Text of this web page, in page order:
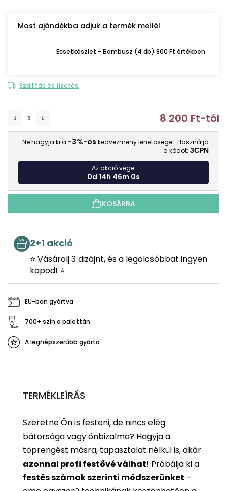
Most ajándékba adjuk a termék mellé!
Ecsetkészlet - Bambusz (4 db) 800 Ft értékben
Szállítás és fizetés
8 200 Ft-tól
Ne hagyja ki a -3%-os kedvezmény lehetőségét. Használja
a kódot: 3CPN
Az akció vége:
0d 14h 46m 0s
KOSÁRBA
2+1 akció
⭐ Vásárolj 3 dizájnt, és a legolcsóbbat ingyen
kapod! ⭐
EU-ban gyártva
700+ szín a palettán
A legnépszerűbb gyártó
TERMÉKLEÍRÁS
Szeretne Ön is festeni, de nincs elég
bátorsága vagy önbizalma? Hagyja a
töprengést másra, tapasztalat nélkül is, akár
azonnal profi festővé válhat! Próbálja ki a
festés számok szerinti módszerünket –